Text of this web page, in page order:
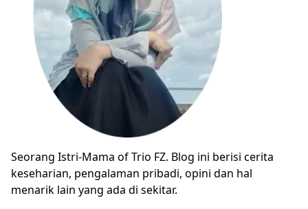
Seorang Istri-Mama of Trio FZ. Blog ini berisi cerita
keseharian, pengalaman pribadi, opini dan hal
menarik lain yang ada di sekitar.